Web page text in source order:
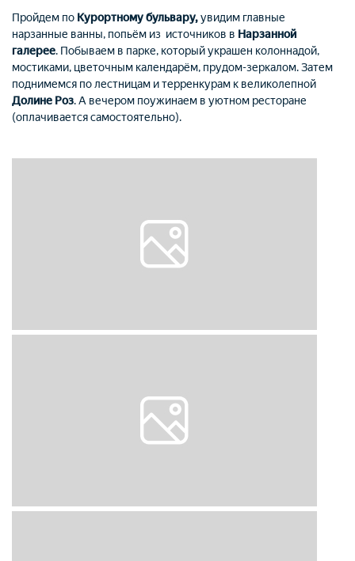
Пройдем по Курортному бульвару,увидим главные
нарзанные ванны, попьём из источников в Нарзанной
галерее. Побываем в парке, который украшен колоннадой,
мостиками, цветочным календарём, прудом-зеркалом. Затем
поднимемся по лестницам и терренкурам к великолепной
Долине Роз. А вечером поужинаем в уютном ресторане
(оплачивается самостоятельно).